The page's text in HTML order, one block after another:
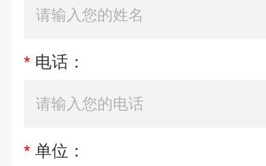
* 电话：
* 单位：